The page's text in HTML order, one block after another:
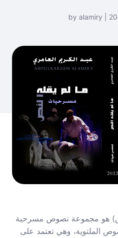
هو مجموعة نصوص مسرحية
الملتوية، وهي تعتمد على